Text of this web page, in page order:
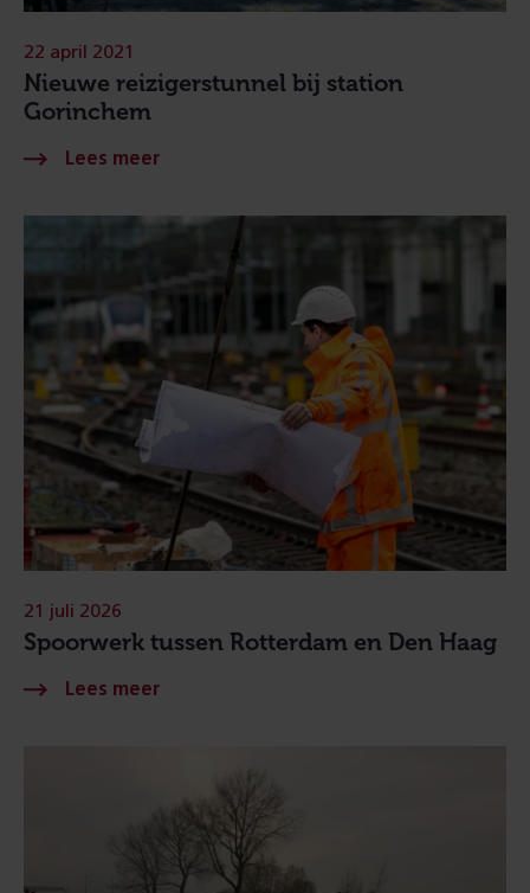
Nieuwe reizigerstunnel bij station
Gorinchem
22 april 2021
Spoorwerk tussen Rotterdam en Den Haag
21 juli 2026